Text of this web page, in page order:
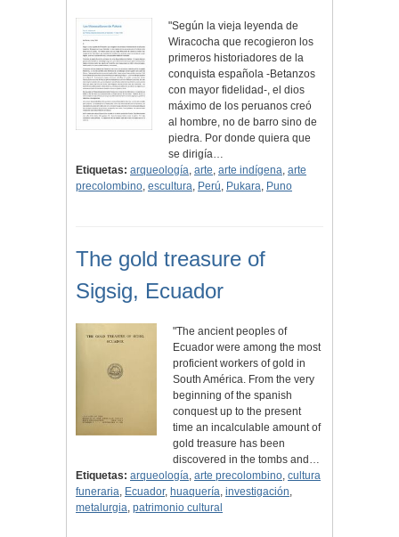
"Según la vieja leyenda de
Wiracocha que recogieron los
primeros historiadores de la
conquista española -Betanzos
con mayor fidelidad-, el dios
máximo de los peruanos creó
al hombre, no de barro sino de
piedra. Por donde quiera que
se dirigía…
Etiquetas: arqueología, arte, arte indígena, arte
precolombino, escultura, Perú, Pukara, Puno
The gold treasure of
Sigsig, Ecuador
"The ancient peoples of
Ecuador were among the most
proficient workers of gold in
South América. From the very
beginning of the spanish
conquest up to the present
time an incalculable amount of
gold treasure has been
discovered in the tombs and…
Etiquetas: arqueología, arte precolombino, cultura
funeraria, Ecuador, huaquería, investigación,
metalurgia, patrimonio cultural